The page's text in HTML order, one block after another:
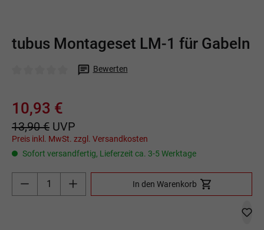
tubus Montageset LM-1 für Gabeln
Bewerten
10,93 €
13,90 € UVP
Preis inkl. MwSt. zzgl. Versandkosten
Sofort versandfertig, Lieferzeit ca. 3-5 Werktage
Produkt Anzahl: Gib den gewünschten Wert
In den Warenkorb